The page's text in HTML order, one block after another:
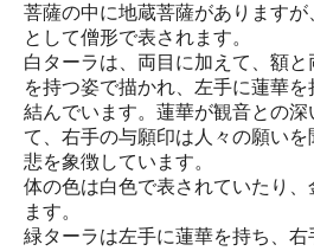
菩薩の中に地蔵菩薩があります
として僧形で表されます。
白ターラは、両目に加えて、額
を持つ姿で描かれ、左手に蓮華
結んでいます。蓮華が観音との
て、右手の与願印は人々の願い
悲を象徴しています。
体の色は白色で表されていたり
ます。
緑ターラは左手に蓮華を持ち、